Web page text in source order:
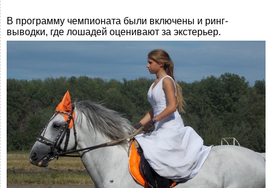
В программу чемпионата были включены и ринг-
выводки, где лошадей оценивают за экстерьер.